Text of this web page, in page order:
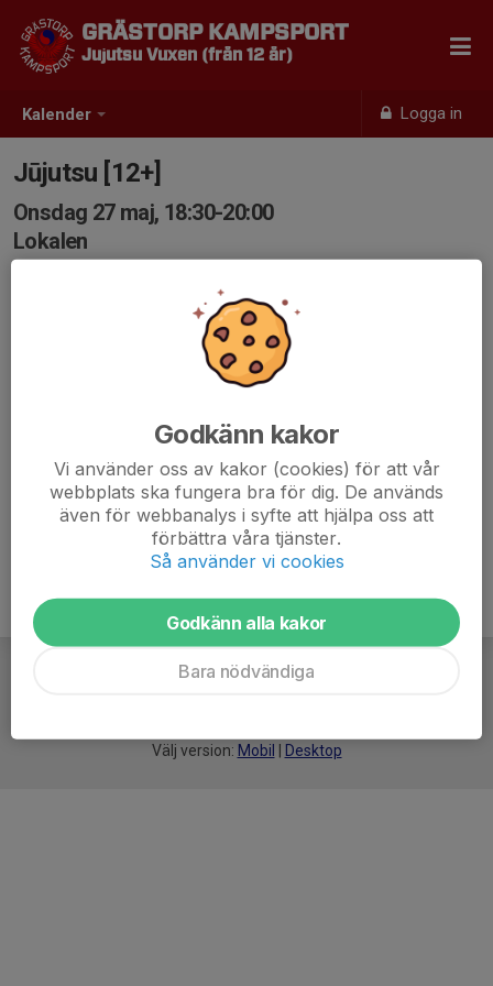
Kalender Logga in
GRÄSTORP KAMPSPORT
Jujutsu Vuxen (från 12 år)
Jūjutsu [12+]
Onsdag 27 maj, 18:30-20:00
Lokalen
Välj version: Mobil Desktop
Godkänn kakor
Vi använder oss av kakor (cookies) för att vår
webbplats ska fungera bra för dig. De används
även för webbanalys i syfte att hjälpa oss att
förbättra våra tjänster.
Så använder vi cookies
Godkänn alla kakor
Bara nödvändiga